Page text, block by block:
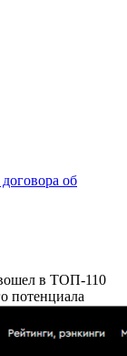
об
в ТОП-110
потенциала